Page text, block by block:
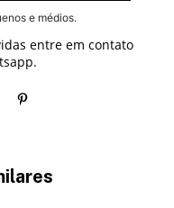
e médios.
entre em contato